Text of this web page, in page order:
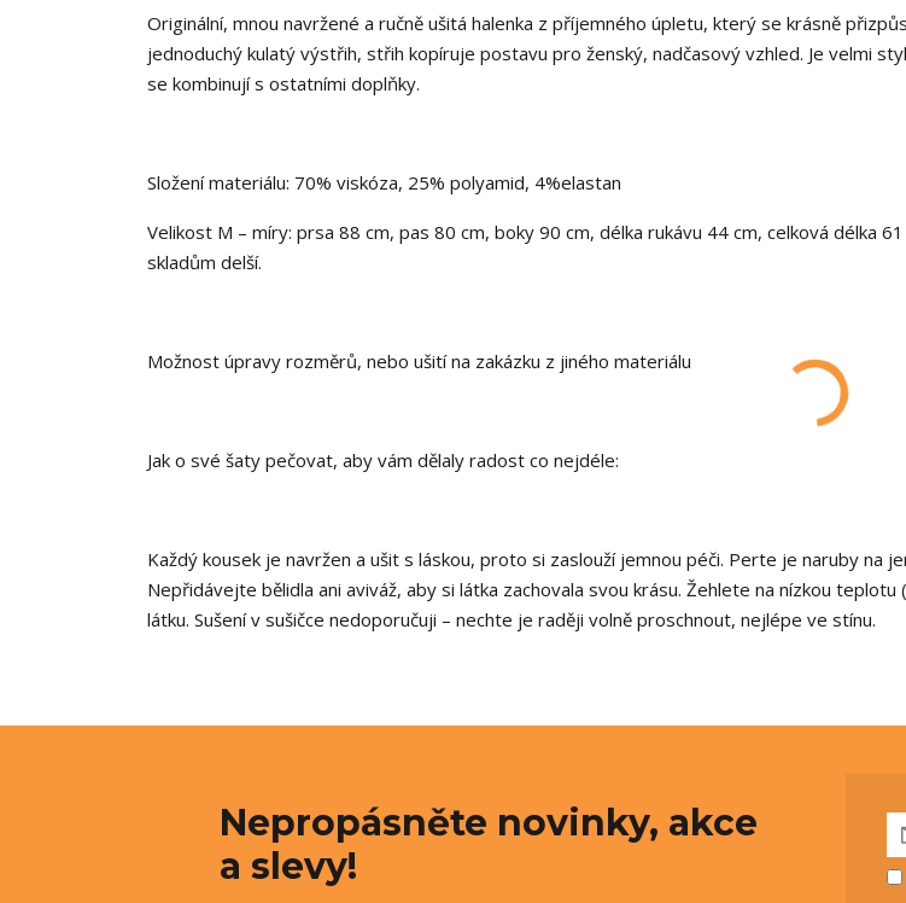
Originální, mnou navržené a ručně ušitá halenka z příjemného úpletu, který se krásně
jednoduchý kulatý výstřih, střih kopíruje postavu pro ženský, nadčasový vzhled. Je velmi
se kombinují s ostatními doplňky.
Složení materiálu: 70% viskóza, 25% polyamid, 4%elastan
Velikost M – míry: prsa 88 cm, pas 80 cm, boky 90 cm, délka rukávu 44 cm, celková délka
skladům delší.
Možnost úpravy rozměrů, nebo ušití na zakázku z jiného materiálu
Jak o své šaty pečovat, aby vám dělaly radost co nejdéle:
Každý kousek je navržen a ušit s láskou, proto si zaslouží jemnou péči. Perte je naruby na
Nepřidávejte bělidla ani aviváž, aby si látka zachovala svou krásu. Žehlete na nízkou teplotu
látku. Sušení v sušičce nedoporučuji – nechte je raději volně proschnout, nejlépe ve stínu.
Nepropásněte novinky, akce
a slevy!